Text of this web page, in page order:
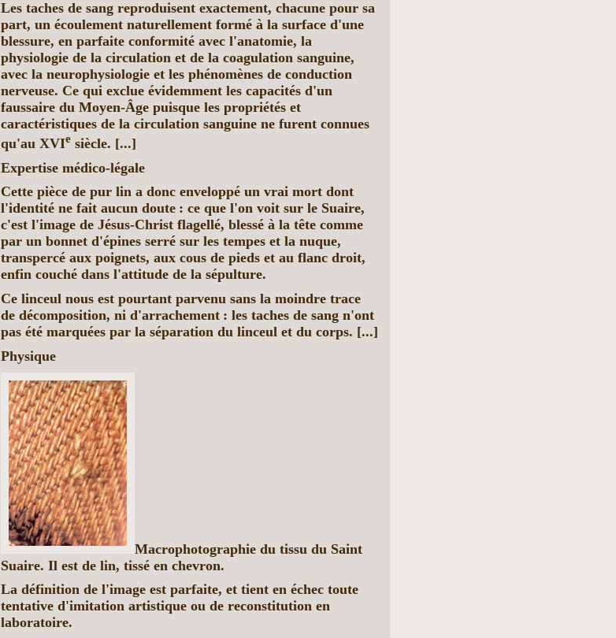
Les taches de sang reproduisent exactement, chacune pour sa
part, un écoulement naturellement formé à la surface d'une
blessure, en parfaite conformité avec l'anatomie, la
physiologie de la circulation et de la coagulation sanguine,
avec la neurophysiologie et les phénomènes de conduction
nerveuse. Ce qui exclue évidemment les capacités d'un
faussaire du Moyen-Âge puisque les propriétés et
caractéristiques de la circulation sanguine ne furent connues
qu'au XVIesiècle. [...]
Expertise médico-légale
Cette pièce de pur lin a donc enveloppé un vrai mort dont
l'identité ne fait aucun doute : ce que l'on voit sur le Suaire,
c'est l'image de Jésus-Christ flagellé, blessé à la tête comme
par un bonnet d'épines serré sur les tempes et la nuque,
transpercé aux poignets, aux cous de pieds et au flanc droit,
enfin couché dans l'attitude de la sépulture.
Ce linceul nous est pourtant parvenu sans la moindre trace
de décomposition, ni d'arrachement : les taches de sang n'ont
pas été marquées par la séparation du linceul et du corps. [...]
Physique
Macrophotographie du tissu du Saint
Suaire. Il est de lin, tissé en chevron.
La définition de l'image est parfaite, et tient en échec toute
tentative d'imitation artistique ou de reconstitution en
laboratoire.